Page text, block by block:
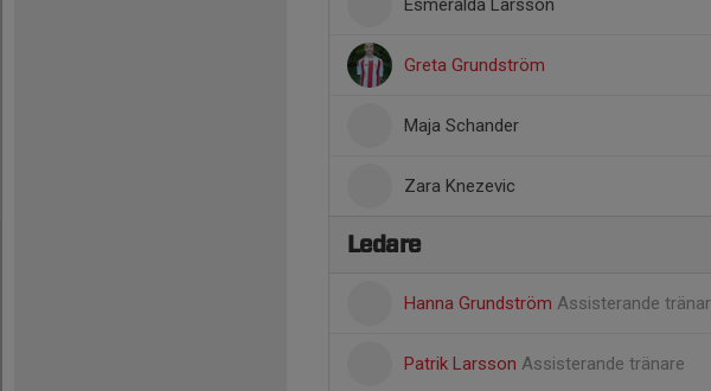
Esmeralda Larsson
Greta Grundström
Maja Schander
Zara Knezevic
Ledare
Hanna Grundström Assisterande
Patrik Larsson Assisterande tränare